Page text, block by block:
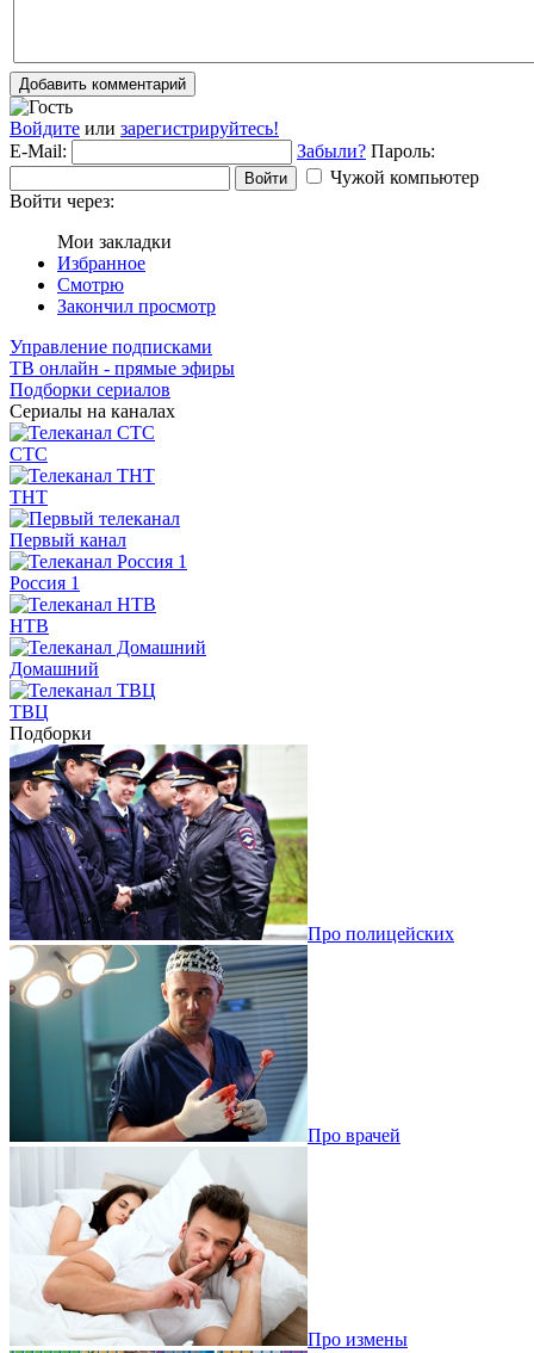
Добавить комментарий
Войдите или зарегистрируйтесь!
E-Mail:
Забыли? Пароль:
Войти
Чужой компьютер
Войти через:
Мои закладки
Избранное
Смотрю
Закончил просмотр
Управление подписками
ТВ онлайн - прямые эфиры
Подборки сериалов
Сериалы на каналах
СТС
ТНТ
Первый канал
Россия 1
НТВ
Домашний
ТВЦ
Подборки
Про полицейских
Про врачей
Про измены